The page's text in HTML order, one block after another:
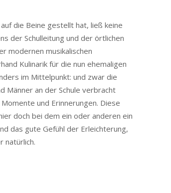
die Beine gestellt hat, ließ keine
der Schulleitung und der örtlichen
modernen musikalischen
Kulinarik für die nun ehemaligen
im Mittelpunkt: und zwar die
Männer an der Schule verbracht
und Erinnerungen. Diese
doch bei dem ein oder anderen ein
das gute Gefühl der Erleichterung,
natürlich.